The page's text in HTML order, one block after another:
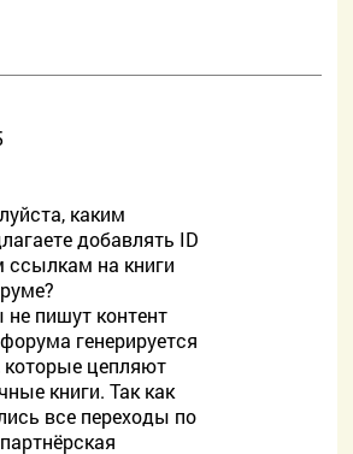
каким
добавлять ID
ссылкам на книги
пишут контент
генерируется
которые цепляют
книги. Так как
все переходы по